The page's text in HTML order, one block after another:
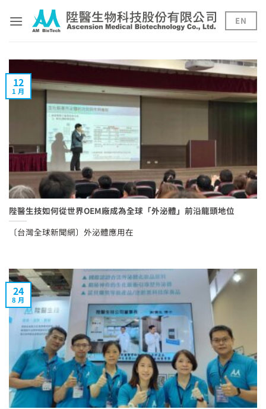
content
EN
陛醫生技如何從世界OEM廠成為全球「外泌體」前沿龍頭地位
〔台灣全球新聞網〕外泌體應用在
12
1 月
24
8 月